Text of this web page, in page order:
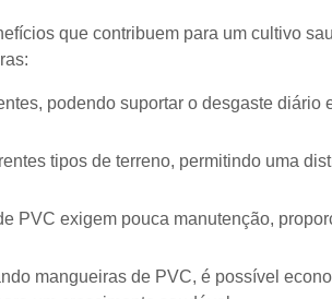
que contribuem para um cultivo